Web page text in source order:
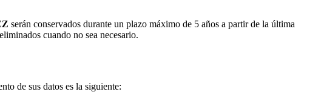
serán conservados durante un plazo máximo de 5 años a partir de la última
cuando no sea necesario.
de sus datos es la siguiente: